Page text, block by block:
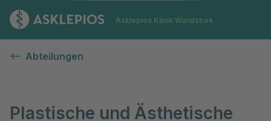
Zur Startseite
Asklepios Klinik Wandsbek
Abteilungen
Plastische und Ästhetische